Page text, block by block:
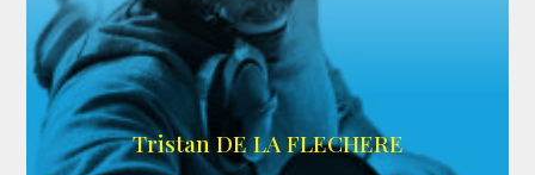
IMDB
Tristan DE LA FLECHERE